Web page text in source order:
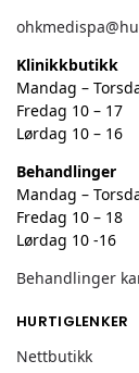
Klinikkbutikk
Mandag –
Fredag 10 – 17
Lørdag 10 – 16
Behandlinger
Mandag –
Fredag 10 – 18
Lørdag 10 -16
Behandlinger
HURTIGLENKER
Nettbutikk